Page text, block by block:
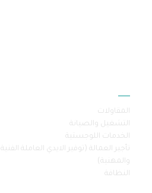
المقاولات
التشغيل والصيانة
الخدمات اللوجستية
تأجير العمالة (توفير الايدي العاملة الفنية
والمهنية)
النظافة